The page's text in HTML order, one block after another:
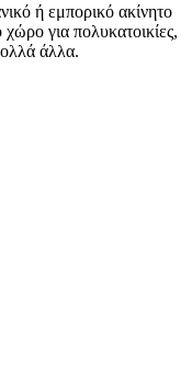
ή εμπορικό ακίνητο
για πολυκατοικίες,
άλλα.